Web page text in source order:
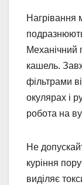
Нагрівання
Механічний
кашель.
фільтрами
окулярах і
робота на
Не
куріння
виділяє